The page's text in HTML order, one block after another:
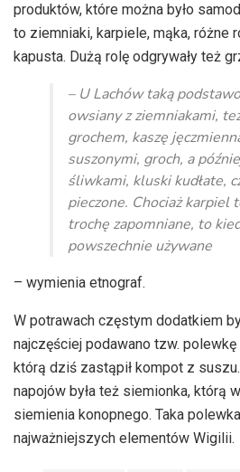
produktów, które można było
to ziemniaki, karpiele, mąka, różne
kapusta. Dużą rolę odgrywały też
– U Lachów taką
owsiany z ziemniakami,
grochem, kaszę
suszonymi, groch, a
śliwkami, kluski kudłate,
pieczone. Chociaż karpiel
trochę zapomniane, to
powszechnie używane
– wymienia etnograf.
W potrawach częstym dodatkiem
najczęściej podawano tzw.
którą dziś zastąpił kompot z
napojów była też siemionka, którą
siemienia konopnego. Taka
najważniejszych elementów Wigilii.